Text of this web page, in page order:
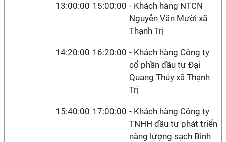
13:00:00 15:00:00 - Khách hàng NTCN
Nguyễn Văn Mười xã
Thạnh Trị
14:20:00 16:20:00 - Khách hàng Công ty
cổ phần đầu tư Đại
Quang Thủy xã Thạnh
Trị
15:40:00 17:00:00 - Khách hàng Công ty
TNHH đầu tư phát triển
năng lượng sạch Bình